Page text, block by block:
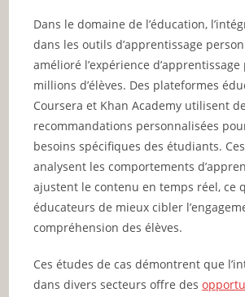
Dans le domaine de l’éducation,
dans les outils d’apprentissage
amélioré l’expérience
millions d’élèves. Des plateformes
Coursera et Khan Academy utilisent
recommandations personnalisées
besoins spécifiques des étudiants.
analysent les comportements
ajustent le contenu en temps réel, ce
éducateurs de mieux cibler
compréhension des élèves.
Ces études de cas démontrent que
dans divers secteurs offre des